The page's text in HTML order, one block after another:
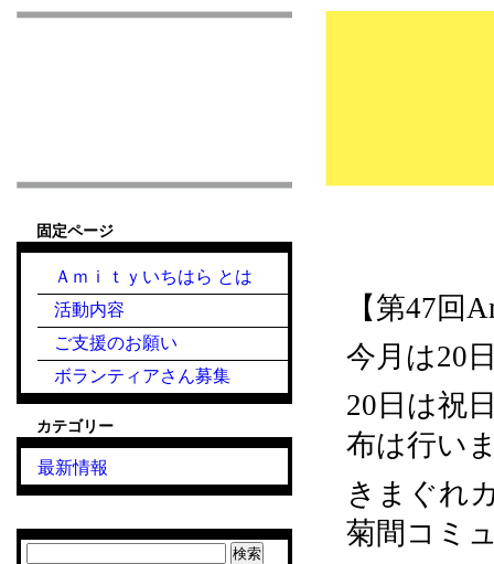
【第47回
今月は20
20日は祝
布は行い
きまぐれ
菊間コミ
固定ページ
Ａｍｉｔｙいちはら とは
活動内容
ご支援のお願い
ボランティアさん募集
カテゴリー
最新情報